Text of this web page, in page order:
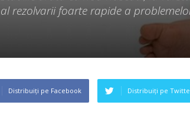
al rezolvarii foarte rapide a
Distribuiți pe Facebook Distribuiți pe